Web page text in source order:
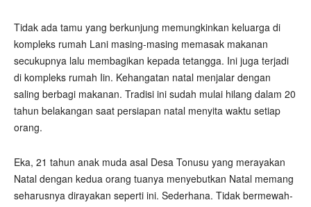
Tidak ada tamu yang berkunjung memungkinkan keluarga di
kompleks rumah Lani masing-masing memasak makanan
secukupnya lalu membagikan kepada tetangga. Ini juga terjadi
di kompleks rumah Iin. Kehangatan natal menjalar dengan
saling berbagi makanan. Tradisi ini sudah mulai hilang dalam 20
tahun belakangan saat persiapan natal menyita waktu setiap
orang.
Eka, 21 tahun anak muda asal Desa Tonusu yang merayakan
Natal dengan kedua orang tuanya menyebutkan Natal memang
seharusnya dirayakan seperti ini. Sederhana. Tidak bermewah-